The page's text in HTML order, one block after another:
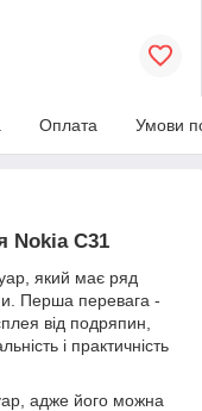
Оплата Умови
Nokia C31
який має ряд
Перша перевага -
від подряпин,
і практичність
адже його можна